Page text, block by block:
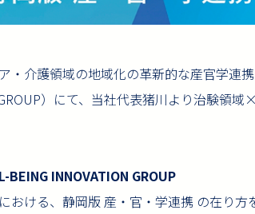
・介護領域の地域化の革新的な産官学連
）にて、当社代表猪川より治験領域
BEING INNOVATION GROUP
おける、静岡版 産・官・学連携 の在り方